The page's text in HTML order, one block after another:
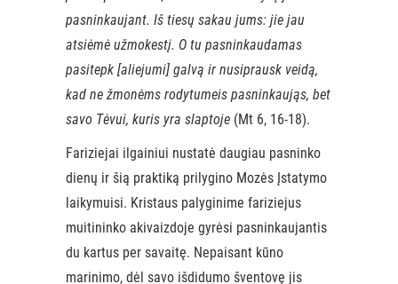
pasninkaujant. Iš tiesų sakau jums: jie jau
atsiėmė užmokestį. O tu pasninkaudamas
pasitepk [aliejumi] galvą ir nusiprausk veidą,
kad ne žmonėms rodytumeis pasninkaująs, bet
savo Tėvui, kuris yra slaptoje (Mt 6, 16-18).
Fariziejai ilgainiui nustatė daugiau pasninko
dienų ir šią praktiką prilygino Mozės Įstatymo
laikymuisi. Kristaus palyginime fariziejus
muitininko akivaizdoje gyrėsi pasninkaujantis
du kartus per savaitę. Nepaisant kūno
marinimo, dėl savo išdidumo šventovę jis